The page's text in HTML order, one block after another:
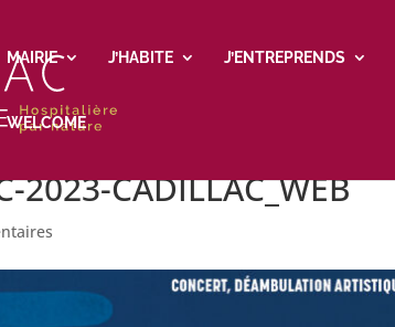
MAIRIE J’HABITE J’ENTREPRENDS
WELCOME
2023-CADILLAC_WEB